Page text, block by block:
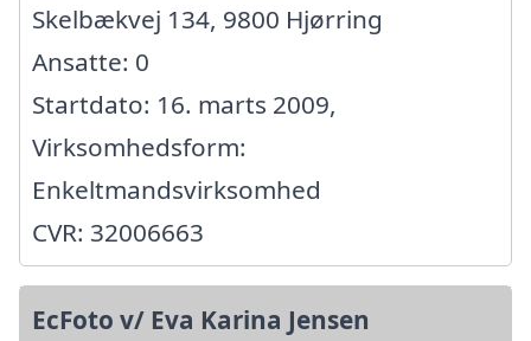
Skelbækvej 134, 9800 Hjørring
Ansatte: 0
Startdato: 16. marts 2009,
Virksomhedsform:
Enkeltmandsvirksomhed
CVR: 32006663
EcFoto v/ Eva Karina Jensen